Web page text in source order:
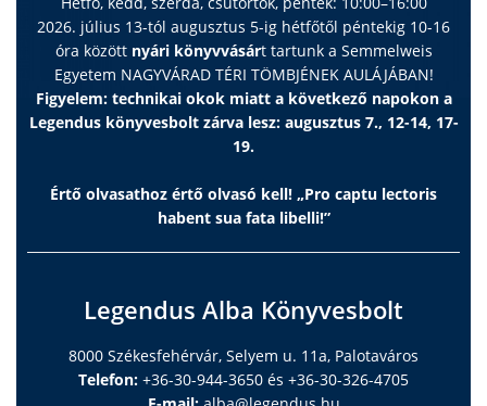
2026. július 13-tól augusztus 5-ig hétfőtől péntekig 10-16
óra között nyári könyvvásárt tartunk a Semmelweis
Egyetem NAGYVÁRAD TÉRI TÖMBJÉNEK AULÁJÁBAN!
Figyelem: technikai okok miatt a következő napokon a
Legendus könyvesbolt zárva lesz: augusztus 7., 12-14, 17-
19.
Értő olvasathoz értő olvasó kell! „Pro captu lectoris
habent sua fata libelli!”
Legendus Alba Könyvesbolt
8000 Székesfehérvár, Selyem u. 11a, Palotaváros
Telefon: +36-30-944-3650 és +36-30-326-4705